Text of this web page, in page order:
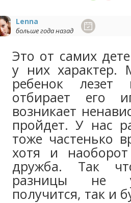
Lenna
больше года назад
Это от самих
у них характер.
ребенок
отбирает его
возникает
пройдет. У нас
тоже частенько
хотя и
дружба. Так
разницы не
получится, так и